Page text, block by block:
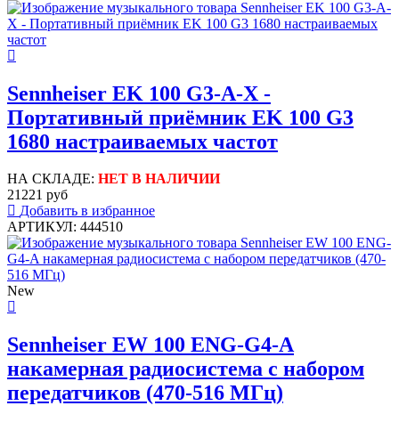
Sennheiser EK 100 G3-A-X -
Портативный приёмник EK 100 G3
1680 настраиваемых частот
НА СКЛАДЕ: НЕТ В НАЛИЧИИ
21221 руб
Добавить в избранное
АРТИКУЛ: 444510
New
Sennheiser EW 100 ENG-G4-A
накамерная радиосистема с набором
передатчиков (470-516 МГц)